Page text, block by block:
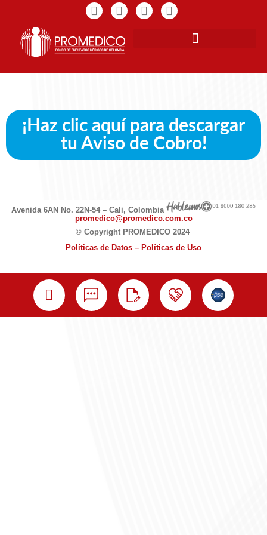
¡Haz clic aquí para descargar
tu Aviso de Cobro!
Avenida 6AN No. 22N-54 – Cali, Colombia
promedico@promedico.com.co
© Copyright PROMEDICO 2024
Políticas de Datos – Políticas de Uso